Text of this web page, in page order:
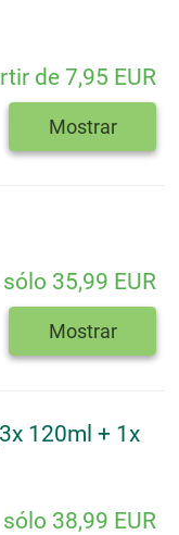
de 7,95 EUR
Mostrar
sólo 35,99 EUR
Mostrar
120ml + 1x
sólo 38,99 EUR